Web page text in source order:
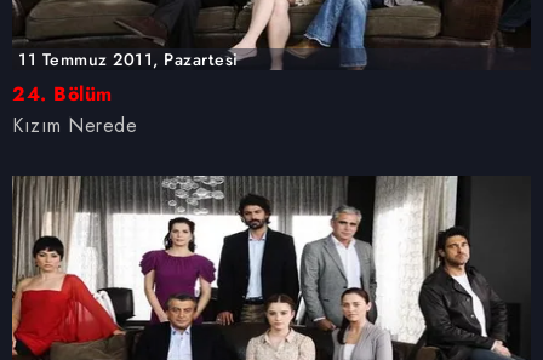
11 Temmuz 2011, Pazartesi
24. Bölüm
Kızım Nerede